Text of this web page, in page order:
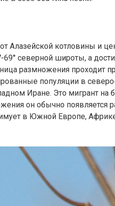
от Алазейской котловины и
северной широты, а
размножения проходит
популяции в
Иране. Это мигрант на
он обычно появляется
в Южной Европе,